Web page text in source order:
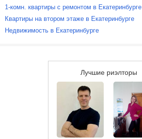
1-комн. квартиры с ремонтом в Екатеринбурге
Квартиры на втором этаже в Екатеринбурге
Недвижимость в Екатеринбурге
Лучшие риэлторы